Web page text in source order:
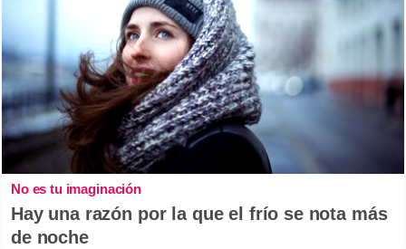
No es tu imaginación
Hay una razón por la que el frío se nota más
de noche